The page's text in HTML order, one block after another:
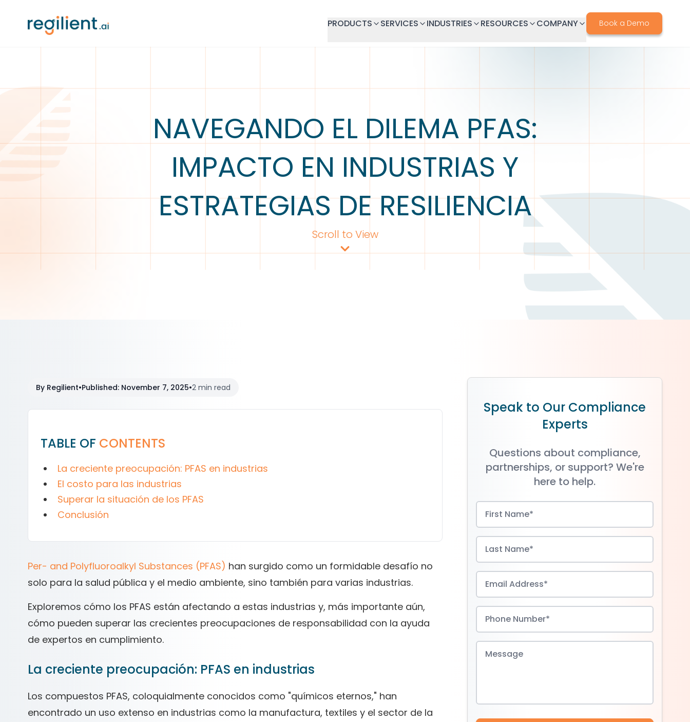
PRODUCTS SERVICES INDUSTRIES RESOURCES COMPANY Book a Demo
NAVEGANDO EL DILEMA PFAS:
IMPACTO EN INDUSTRIAS Y
ESTRATEGIAS DE RESILIENCIA
Scroll to View
By Regilient•Published: November 7, 2025•2 min read
TABLE OF CONTENTS
La creciente preocupación: PFAS en industrias
El costo para las industrias
Superar la situación de los PFAS
Conclusión
Per- and Polyfluoroalkyl Substances (PFAS) han surgido como un formidable desafío no
solo para la salud pública y el medio ambiente, sino también para varias industrias.
Exploremos cómo los PFAS están afectando a estas industrias y, más importante aún,
cómo pueden superar las crecientes preocupaciones de responsabilidad con la ayuda
de expertos en cumplimiento.
La creciente preocupación: PFAS en industrias
Los compuestos PFAS, coloquialmente conocidos como "químicos eternos," han
encontrado un uso extenso en industrias como la manufactura, textiles y el sector de la
Speak to Our Compliance
Experts
Questions about compliance,
partnerships, or support? We're
here to help.